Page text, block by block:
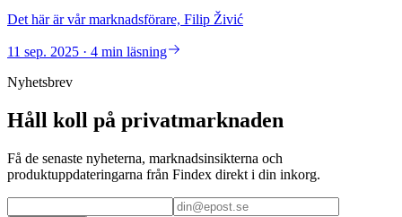
Det här är vår marknadsförare, Filip Živić
11 sep. 2025 · 4 min läsning
Nyhetsbrev
Håll koll på privatmarknaden
Få de senaste nyheterna, marknadsinsikterna och
produktuppdateringarna från Findex direkt i din inkorg.